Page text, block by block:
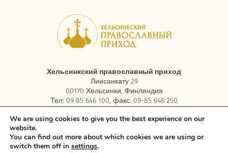
Хельсинкский православный приход
Лиисанкату 29
00170 Хельсинки, Финляндия
Тел: 09 85 646 100, факс. 09-85 646 250
электронная почта:asiakaspalvelu.helsinki@ort.fi
Copyright © 2026 Orthodox Parish of Helsinki. All rights reserved.
We are using cookies to give you the best experience on our
website.
You can find out more about which cookies we are using or
switch them off in settings.